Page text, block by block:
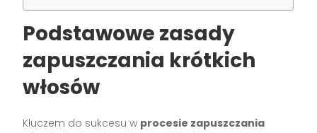
Podstawowe zasady
zapuszczania krótkich
włosów
Kluczem do sukcesu w procesie zapuszczania